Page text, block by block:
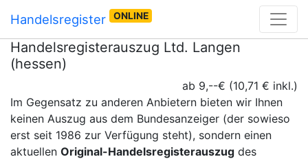
Handelsregister ONLINE
Handelsregisterauszug Ltd. Langen
(hessen)
ab 9,--€ (10,71 € inkl.)
Im Gegensatz zu anderen Anbietern bieten wir Ihnen
keinen Auszug aus dem Bundesanzeiger (der sowieso
erst seit 1986 zur Verfügung steht), sondern einen
aktuellen Original-Handelsregisterauszug des